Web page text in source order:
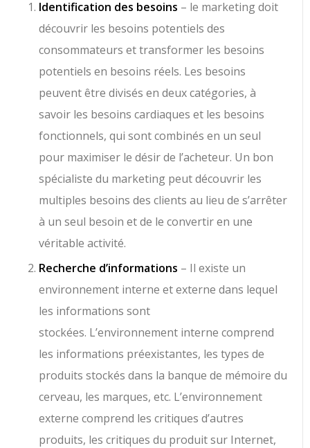
Identification des besoins – le marketing doit
découvrir les besoins potentiels des
consommateurs et transformer les besoins
potentiels en besoins réels. Les besoins
peuvent être divisés en deux catégories, à
savoir les besoins cardiaques et les besoins
fonctionnels, qui sont combinés en un seul
pour maximiser le désir de l’acheteur. Un bon
spécialiste du marketing peut découvrir les
multiples besoins des clients au lieu de s’arrêter
à un seul besoin et de le convertir en une
véritable activité.
Recherche d’informations – Il existe un
environnement interne et externe dans lequel
les informations sont
stockées. L’environnement interne comprend
les informations préexistantes, les types de
produits stockés dans la banque de mémoire du
cerveau, les marques, etc. L’environnement
externe comprend les critiques d’autres
produits, les critiques du produit sur Internet,